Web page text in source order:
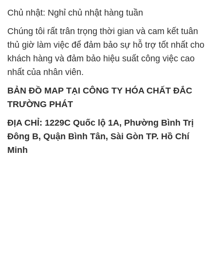
Chủ nhật: Nghỉ chủ nhật hàng tuần
Chúng tôi rất trân trọng thời gian và cam kết tuân
thủ giờ làm việc để đảm bảo sự hỗ trợ tốt nhất cho
khách hàng và đảm bảo hiệu suất công việc cao
nhất của nhân viên.
BẢN ĐỒ MAP TẠI CÔNG TY HÓA CHẤT ĐẮC
TRƯỜNG PHÁT
ĐỊA CHỈ: 1229C Quốc lộ 1A, Phường Bình Trị
Đông B, Quận Bình Tân, Sài Gòn TP. Hồ Chí
Minh